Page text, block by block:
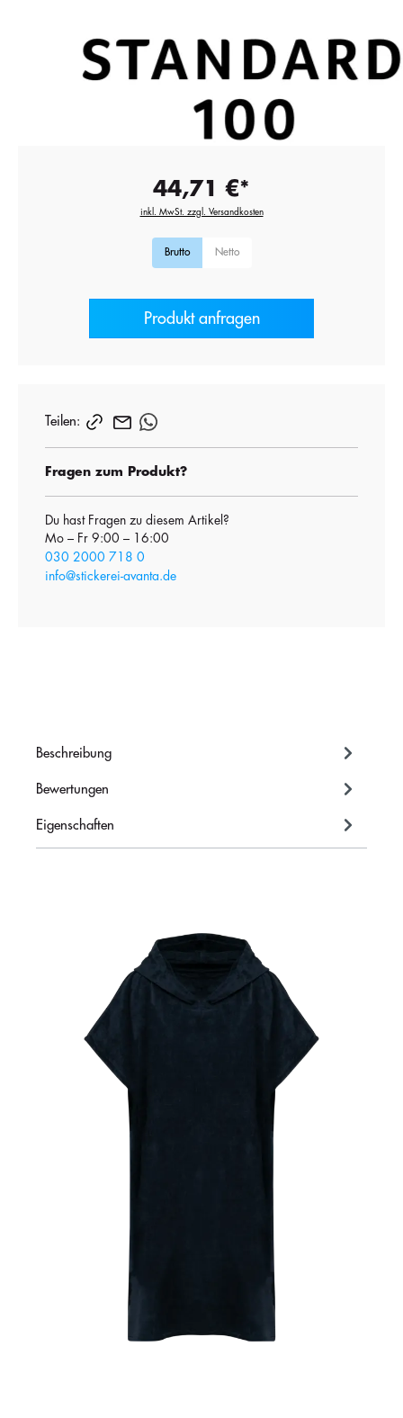
44,71 €*
inkl. MwSt. zzgl. Versandkosten
Brutto Netto
Produkt anfragen
Teilen:
Fragen zum Produkt?
Du hast Fragen zu diesem Artikel?
Mo – Fr 9:00 – 16:00
030 2000 718 0
info@stickerei-avanta.de
Beschreibung
Bewertungen
Eigenschaften